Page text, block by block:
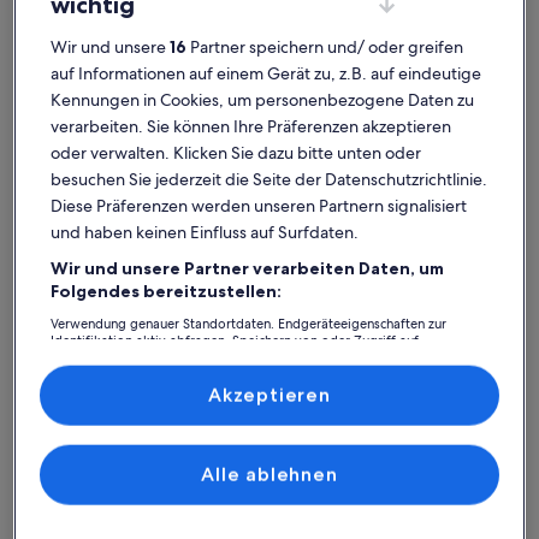
Ferienhaus Ferienwohnung/Apartment
Loddiner Hoft: Finde deine
perfekte Unterkunft
Weitere Infos zu Haff-Ostseeferienhaus
Wir und unsere16 Partner speichern und/ oder greifen
auf Informationen auf einem Gerät zu, z.B. auf eindeutige
Kennungen in Cookies, um personenbezogene Daten zu
verarbeiten. Sie können Ihre Präferenzen akzeptieren
oder verwalten. Klicken Sie dazu bitte unten oder
besuchen Sie jederzeit die Seite der Datenschutzrichtlinie.
Diese Präferenzen werden unseren Partnern signalisiert
und haben keinen Einfluss auf Surfdaten.
Wir und unsere Partner verarbeiten Daten, um
Folgendes bereitzustellen:
Verwendung genauer Standortdaten. Endgeräteeigenschaften zur
Identifikation aktiv abfragen. Speichern von oder Zugriff auf
Inhalte, Messung von Werbeleistung und der Performance von Inhalten,
Zielgruppenforschung sowie Entwicklung und Verbesserung von
Liste der Partner (Lieferanten)
Alle ablehnen
Akzeptieren